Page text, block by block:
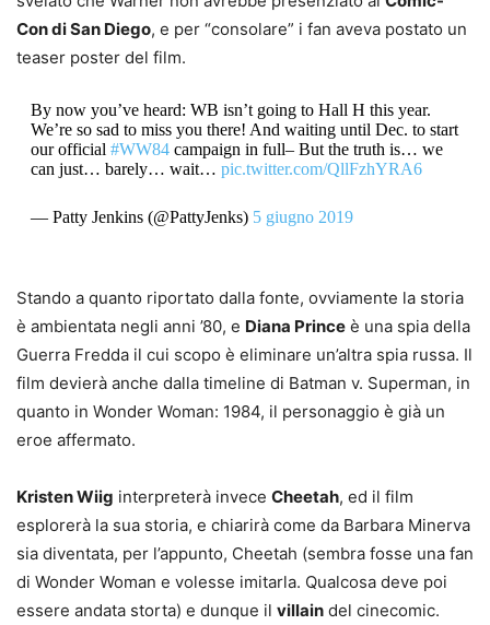
Con di San Diego, e per “consolare” i fan aveva postato un
teaser poster del film.
By now you’ve heard: WB isn’t going to Hall H this year.
We’re so sad to miss you there! And waiting until Dec. to start
our official #WW84campaign in full– But the truth is… we
can just… barely… wait… pic.twitter.com/QllFzhYRA6
— Patty Jenkins (@PattyJenks) 5 giugno 2019
Stando a quanto riportato dalla fonte, ovviamente la storia
è ambientata negli anni ’80, e Diana Prince è una spia della
Guerra Fredda il cui scopo è eliminare un’altra spia russa. Il
film devierà anche dalla timeline di Batman v. Superman, in
quanto in Wonder Woman: 1984, il personaggio è già un
eroe affermato.
Kristen Wiig interpreterà invece Cheetah, ed il film
esplorerà la sua storia, e chiarirà come da Barbara Minerva
sia diventata, per l’appunto, Cheetah (sembra fosse una fan
di Wonder Woman e volesse imitarla. Qualcosa deve poi
essere andata storta) e dunque il villain del cinecomic.